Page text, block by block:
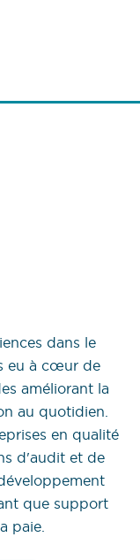
dans le
eu à cœur de
améliorant la
au quotidien.
en qualité
d'audit et de
que support
paie.